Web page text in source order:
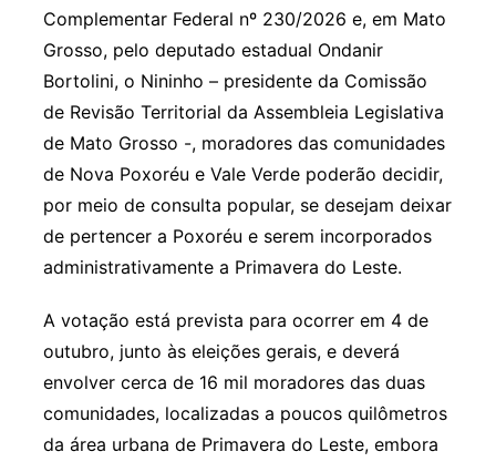
Complementar Federal nº 230/2026 e, em Mato
Grosso, pelo deputado estadual Ondanir
Bortolini, o Nininho – presidente da Comissão
de Revisão Territorial da Assembleia Legislativa
de Mato Grosso -, moradores das comunidades
de Nova Poxoréu e Vale Verde poderão decidir,
por meio de consulta popular, se desejam deixar
de pertencer a Poxoréu e serem incorporados
administrativamente a Primavera do Leste.
A votação está prevista para ocorrer em 4 de
outubro, junto às eleições gerais, e deverá
envolver cerca de 16 mil moradores das duas
comunidades, localizadas a poucos quilômetros
da área urbana de Primavera do Leste, embora